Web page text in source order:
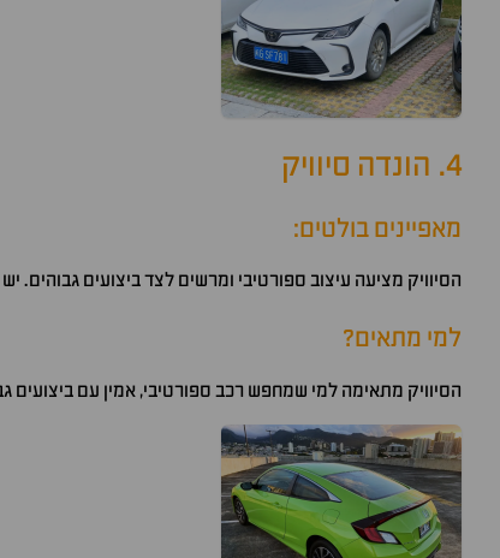
4. הונדה סיוויק
מאפיינים בולטים:
הסיוויק מציעה עיצוב ספורטיבי ומרשים לצד ביצועים גבוהים.
למי מתאים?
הסיוויק מתאימה למי שמחפש רכב ספורטיבי, אמין עם